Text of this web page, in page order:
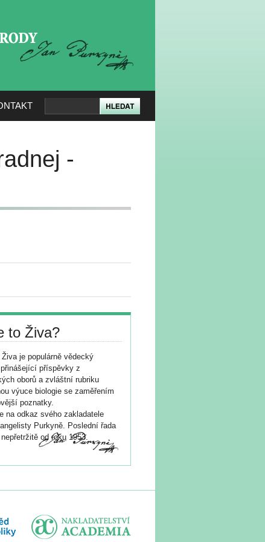
-
to Živa?
je populárně vědecký
příspěvky z
oborů a zvláštní rubriku
výuce biologie se zaměřením
poznatky.
na odkaz svého zakladatele
Purkyně. Poslední řada
od roku 1953.